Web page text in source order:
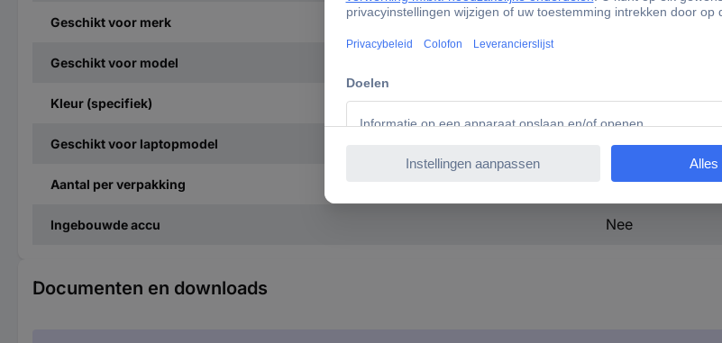
Geschikt voor merk Samsung
Geschikt voor model
Kleur (specifiek) Zwart
Geschikt voor laptopmodel Samsung
Aantal per verpakking 1 Stück(e)
Ingebouwde accu Nee
Documenten en downloads